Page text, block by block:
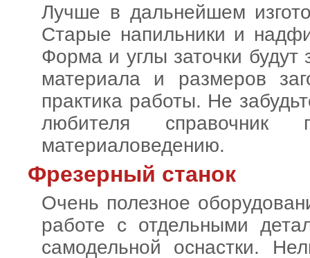
Лучше в дальнейшем
Старые напильники и
Форма и углы заточки будут
материала и размеров
практика работы. Не
любителя
материаловедению.
Фрезерный станок
Очень полезное
работе с отдельными
самодельной оснастки.